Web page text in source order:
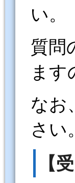
い。
質問
ます
なお
さい。
【